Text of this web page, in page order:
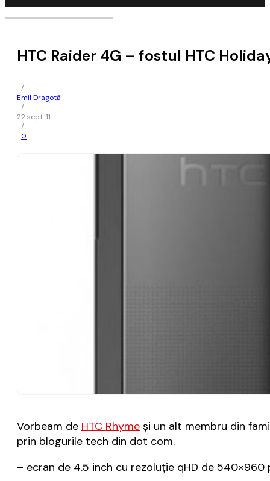
HTC Raider 4G – fostul HTC
/
Emil Dragotă
/
22 sept. 11
/
0
Vorbeam de HTC Rhyme și un alt membru din
prin blogurile tech din dot com.
– ecran de 4.5 inch cu rezoluție qHD de 540×960